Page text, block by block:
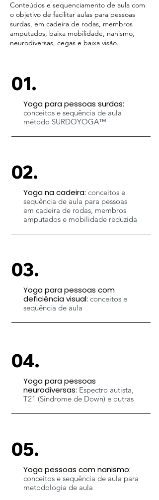
Conteúdos e sequenciamento de aula com
o objetivo de facilitar aulas para pessoas
surdas, em cadeira de rodas, membros
amputados, baixa mobilidade, nanismo,
neurodiversas, cegas e baixa visão.
01.
Yoga para pessoas surdas:
conceitos e sequência de aula
método SURDOYOGA™
02.
Yoga na cadeira: conceitos e
sequência de aula para pessoas
em cadeira de rodas, membros
amputados e mobilidade reduzida
03.
Yoga para pessoas com
deficiência visual: conceitos e
sequência de aula
04.
Yoga para pessoas
neurodiversas: Espectro autista,
T21 (Síndrome de Down) e outras
05.
Yoga pessoas com nanismo:
conceitos e sequência de aula para
metodologia de aula